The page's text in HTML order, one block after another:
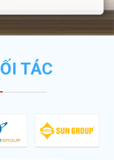
TÁC